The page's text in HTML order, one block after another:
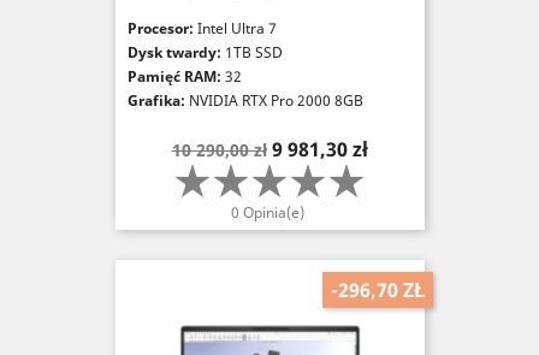
Procesor: Intel Ultra 7
Dysk twardy: 1TB SSD
Pamięć RAM: 32
Grafika: NVIDIA RTX Pro 2000 8GB
Cena
podstawowa
10 290,00 zł Cena
9 981,30 zł
0 Opinia(e)
-296,70 ZŁ